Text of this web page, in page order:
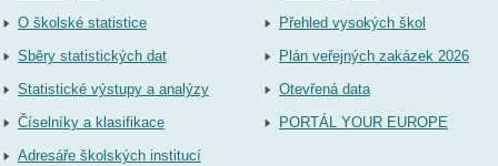
O školské statistice
Sběry statistických dat
Statistické výstupy a analýzy
Číselníky a klasifikace
Adresáře školských institucí
Přehled vysokých škol
Plán veřejných zakázek 2026
Otevřená data
PORTÁL YOUR EUROPE